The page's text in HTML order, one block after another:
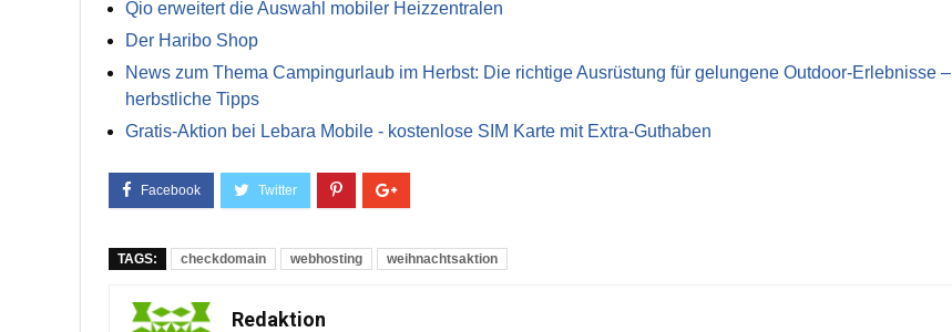
Qio erweitert die Auswahl mobiler Heizzentralen
Der Haribo Shop
News zum Thema Campingurlaub im Herbst: Die richtige Ausrüstung für gelungene Outdoor-Erlebnisse –
herbstliche Tipps
Gratis-Aktion bei Lebara Mobile - kostenlose SIM Karte mit Extra-Guthaben
TAGS: checkdomain webhosting weihnachtsaktion
Redaktion